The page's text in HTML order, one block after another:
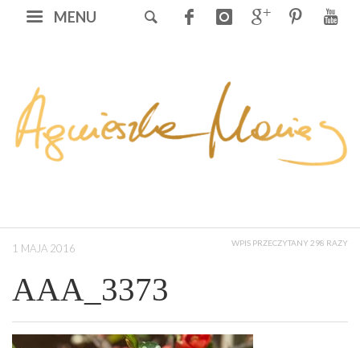
MENU
1 MAJA 2016 WPIS PRZECZYTANY 298 RAZY
AAA_3373